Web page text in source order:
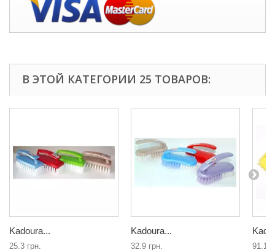
В ЭТОЙ КАТЕГОРИИ 25 ТОВАРОВ:
Kadoura...
25.3 грн.
Kadoura...
32.9 грн. 91.1